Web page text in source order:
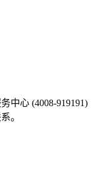
中心 (4008-919191)
。